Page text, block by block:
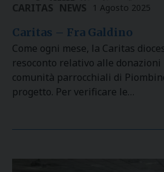
CARITAS NEWS 1 Agosto 2025
Caritas – Fra Galdino
Come ogni mese, la Caritas
resoconto relativo alle
comunità parrocchiali di
progetto. Per verificare le…